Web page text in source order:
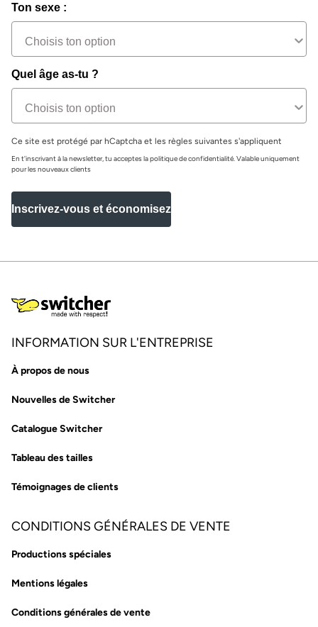
Ton sexe :
Quel âge as-tu ?
Ce site est protégé par hCaptcha et les règles suivantes s'appliquent
En t'inscrivant à la newsletter, tu acceptes la politique de confidentialité. Valable uniquement
pour les nouveaux clients
Inscrivez-vous et économisez
INFORMATION SUR L'ENTREPRISE
À propos de nous
Nouvelles de Switcher
Catalogue Switcher
Tableau des tailles
Témoignages de clients
CONDITIONS GÉNÉRALES DE VENTE
Productions spéciales
Mentions légales
Conditions générales de vente